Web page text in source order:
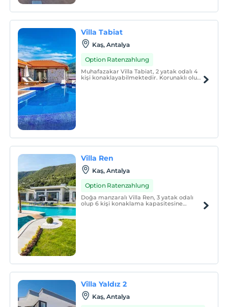
Villa Tabiat
Kaş, Antalya
Option Ratenzahlung
Muhafazakar Villa Tabiat, 2 yatak odalı 4
kişi konaklayabilmektedir. Korunaklı olup
Villa Ren
Kaş, Antalya
Option Ratenzahlung
Doğa manzaralı Villa Ren, 3 yatak odalı
olup 6 kişi konaklama kapasitesine
Villa Yaldız 2
Kaş, Antalya